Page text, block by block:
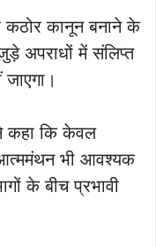
कठोर कानून बनाने के
अपराधों में संलिप्त
कहा कि केवल
आत्ममंथन भी आवश्यक
के बीच प्रभावी